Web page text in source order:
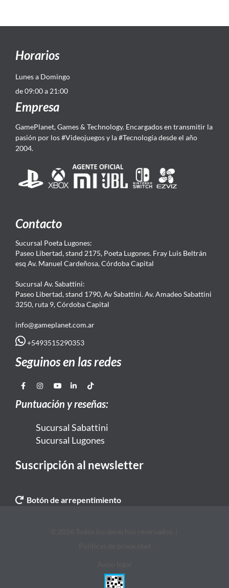
Horarios
Lunes a Domingo
de 09:00 a 21:00
Empresa
GamePlanet, Games & Technology. Encargados en transmitir la
pasión por los #Videojuegos y la #Tecnología desde el año
2004.
Contacto
Sucursal Poeta Lugones:
Paseo Libertad, stand 2175, Poeta Lugones. Fray Luis Beltrán
esq Av. Manuel Cardeñosa, Córdoba Capital
Sucursal Av. Sabattini:
Paseo Libertad, stand 1790, Av Sabattini. Av. Amadeo Sabattini
3250, ruta 9, Córdoba Capital
info@gameplanet.com.ar
+5493515290353
Seguinos en las redes
Puntuación y reseñas:
Sucursal Sabattini
Sucursal Lugones
Suscripción al newsletter
Botón de arrepentimiento